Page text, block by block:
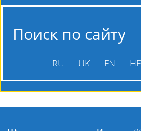
Поиск по сайту
RU UK EN HE